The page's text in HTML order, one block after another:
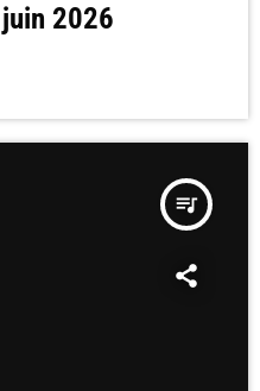
2026
queue_music